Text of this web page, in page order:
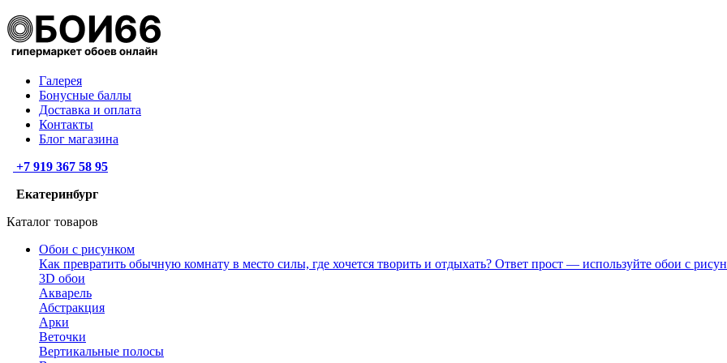
Галерея
Бонусные баллы
Доставка и оплата
Контакты
Блог магазина
+7 919 367 58 95
Екатеринбург
Каталог товаров
Обои с рисунком
Как превратить обычную комнату в место силы, где хочется творить и отдыхать? Ответ прост — используйте обои с
3D обои
Акварель
Абстракция
Арки
Веточки
Вертикальные полосы